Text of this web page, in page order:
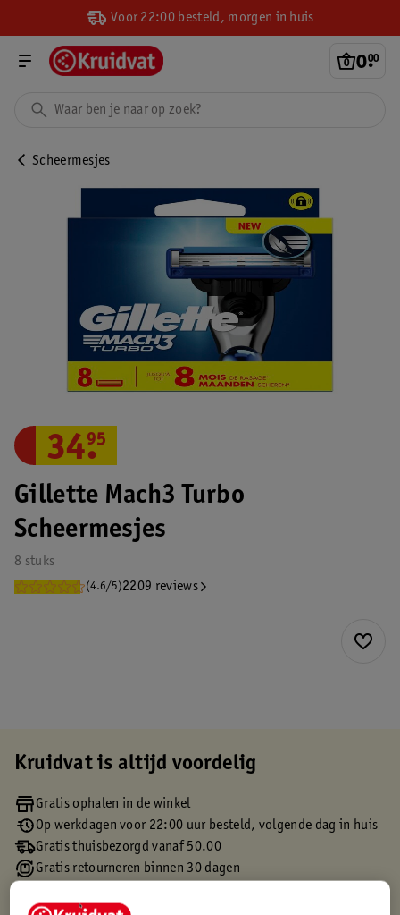
Voor 22:00 besteld, morgen in huis
0.
00
Scheermesjes
Gillette Mach3 Turbo
Scheermesjes
8 stuks
(4.6/5)2209 reviews
34.
95
Kruidvat is altijd voordelig
Gratis ophalen in de winkel
Op werkdagen voor 22:00 uur besteld, volgende dag in huis
Gratis thuisbezorgd vanaf 50.00
Gratis retourneren binnen 30 dagen